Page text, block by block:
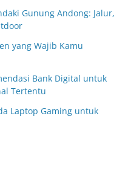
Gunung Andong: Jalur,
yang Wajib Kamu
Bank Digital untuk
Tertentu
Laptop Gaming untuk